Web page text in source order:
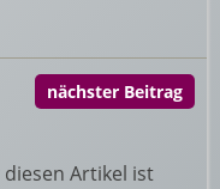
nächster Beitrag
Artikel ist